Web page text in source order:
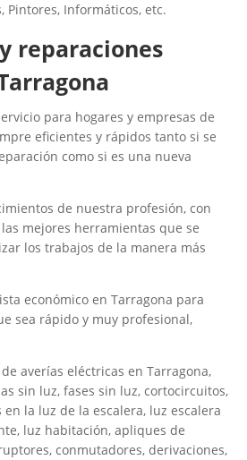
Pintores, Informáticos, etc.
reparaciones
para hogares y empresas de
eficientes y rápidos tanto si se
como si es una nueva
de nuestra profesión, con
mejores herramientas que se
los trabajos de la manera más
económico en Tarragona para
sea rápido y muy profesional,
averías eléctricas en Tarragona,
sin luz, fases sin luz, cortocircuitos,
la luz de la escalera, luz escalera
luz habitación, apliques de
conmutadores, derivaciones,